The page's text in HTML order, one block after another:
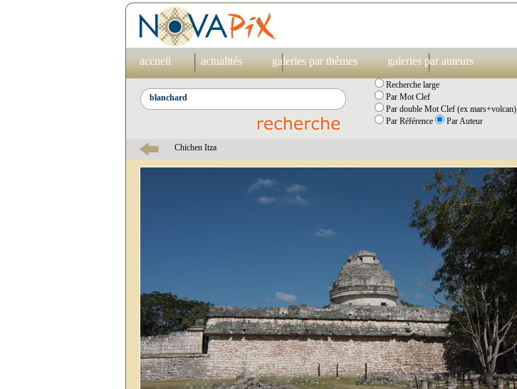
accueil actualités galeries par thèmes galeries par auteurs
Recherche large
Par Mot Clef
Par double Mot Clef (ex mars+volcan)
Par Référence
Par Auteur
Chichen Itza